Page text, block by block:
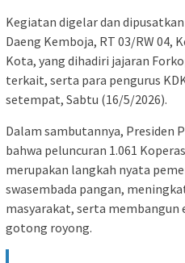
Kegiatan digelar dan
Daeng Kemboja, RT 03/RW 04,
Kota, yang dihadiri jajaran
terkait, serta para pengurus
setempat, Sabtu (16/5/2026).
Dalam sambutannya, Presiden
bahwa peluncuran 1.061
merupakan langkah nyata
swasembada pangan,
masyarakat, serta membangun
gotong royong.